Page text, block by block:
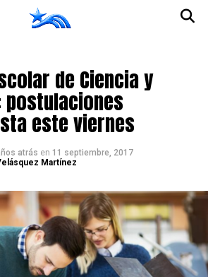
de Ciencia y
postulaciones
este viernes
atrás en 11 septiembre, 2017
Martínez
Ir a la versión móvil